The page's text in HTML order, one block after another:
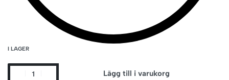
I LAGER
Lägg till i varukorg